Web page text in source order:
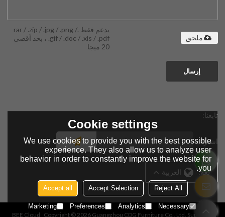
يدعم فقط .rar / .zip / .jpg / .png /
.gif / .doc / .xls / .pdf ، بحد أقصى
20 ميجا
ملحق
إرسال
تابعنا:
اشتراك
لغة: العربية
Copyright © 2026 Guangzhou CDG Furniture Co., Ltd. Support By
BEE Cloud
Cookie settings
We use cookies to provide you with the best possible
experience. They also allow us to analyze user
behavior in order to constantly improve the website for
you.
Reject All
Accept Selection
Accept all
Necessary
Analytics
Preferences
Marketing